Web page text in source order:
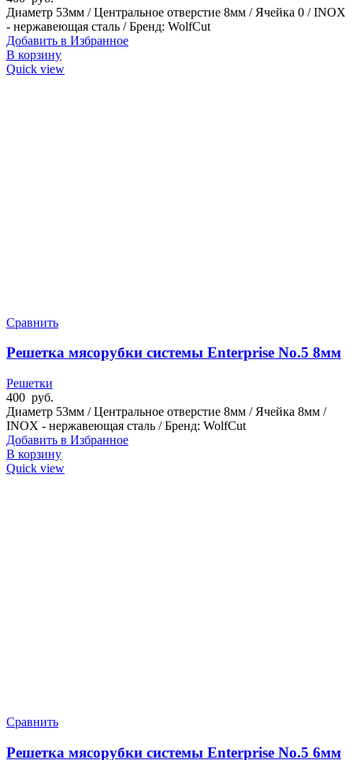
Диаметр 53мм / Центральное отверстие 8мм / Ячейка 0 / INOX
- нержавеющая сталь / Бренд: WolfCut
Добавить в Избранное
В корзину
Quick view
Сравнить
Решетка мясорубки системы Enterprise No.5 8мм
Решетки
400 руб.
Диаметр 53мм / Центральное отверстие 8мм / Ячейка 8мм /
INOX - нержавеющая сталь / Бренд: WolfCut
Добавить в Избранное
В корзину
Quick view
Сравнить
Решетка мясорубки системы Enterprise No.5 6мм